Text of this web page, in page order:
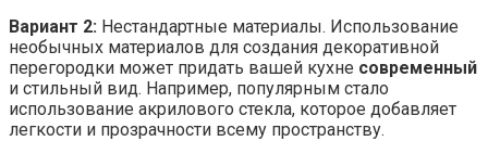
Вариант 2: Нестандартные материалы. Использование
необычных материалов для создания декоративной
перегородки может придать вашей кухне современный
и стильный вид. Например, популярным стало
использование акрилового стекла, которое добавляет
легкости и прозрачности всему пространству.